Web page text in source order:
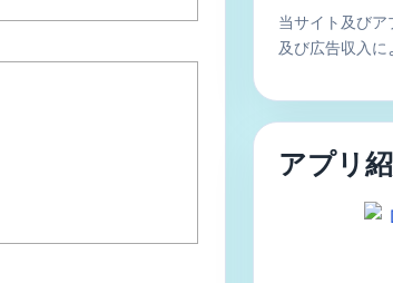
当サイト及びア
及び広告収入に
アプリ